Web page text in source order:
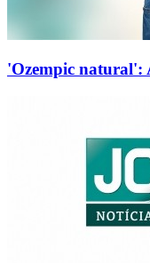
'Ozempic natural':